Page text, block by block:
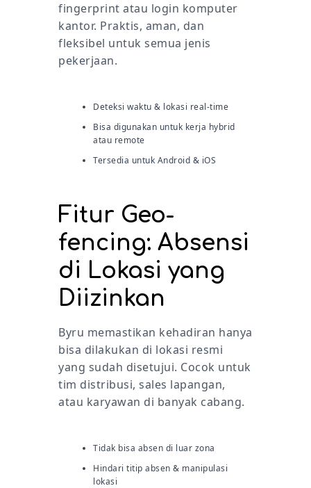
fingerprint atau login komputer
kantor. Praktis, aman, dan
fleksibel untuk semua jenis
pekerjaan.
Deteksi waktu & lokasi real-time
Bisa digunakan untuk kerja hybrid
atau remote
Tersedia untuk Android & iOS
Fitur Geo-
fencing: Absensi
di Lokasi yang
Diizinkan
Byru memastikan kehadiran hanya
bisa dilakukan di lokasi resmi
yang sudah disetujui. Cocok untuk
tim distribusi, sales lapangan,
atau karyawan di banyak cabang.
Tidak bisa absen di luar zona
Hindari titip absen & manipulasi
lokasi
FAQ